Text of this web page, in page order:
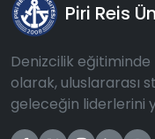
Piri Reis
Denizcilik
olarak, uluslararası
geleceğin liderlerini